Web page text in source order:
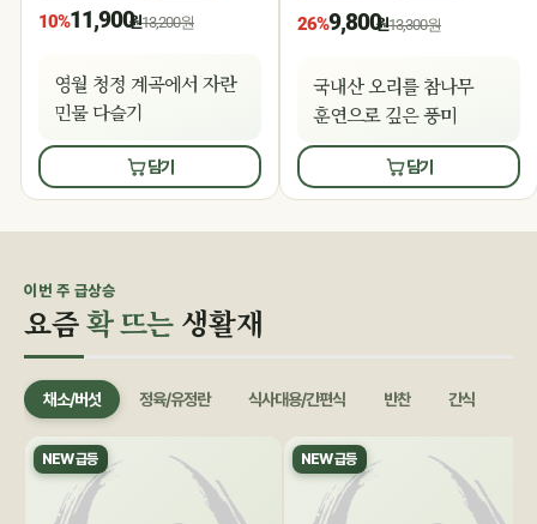
10%11,900원13,200원
영월 청정 계곡에서 자란
민물 다슬기
담기
냉동
26%9,800원13,300원
국내산 오리를 참나무
훈연으로 깊은 풍미
담기
이번 주 급상승
요즘확 뜨는생활재
채소/버섯 정육/유정란 식사대용/간편식 반찬 간식
NEW 급등 NEW 급등